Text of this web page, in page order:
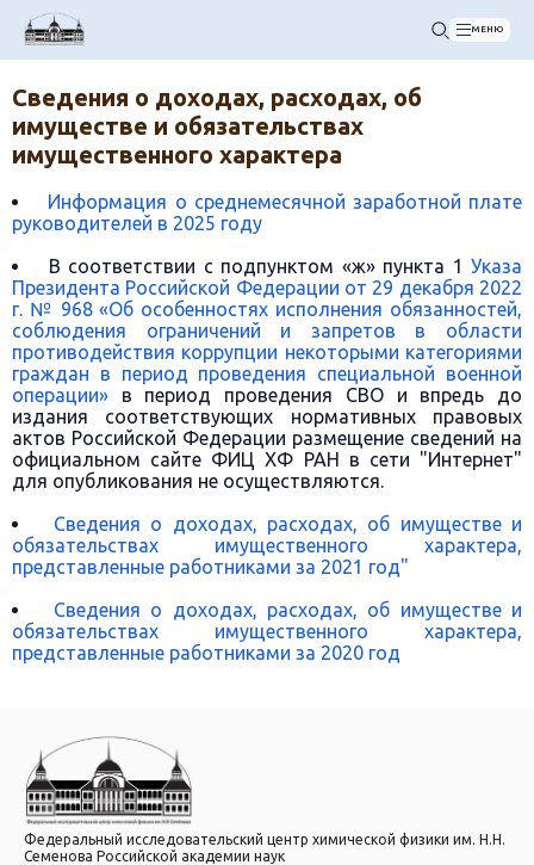
МЕНЮ
Сведения о доходах, расходах, об
имуществе и обязательствах
имущественного характера
Информация о среднемесячной заработной плате
руководителей в 2025 году
В соответствии с подпунктом «ж» пункта 1Указа
Президента Российской Федерации от 29 декабря 2022
г. № 968 «Об особенностях исполнения обязанностей,
соблюдения ограничений и запретов в области
противодействия коррупции некоторыми категориями
граждан в период проведения специальной военной
операции» в период проведения СВО и впредь до
издания соответствующих нормативных правовых
актов Российской Федерации размещение сведений на
официальном сайте ФИЦ ХФ РАН в сети "Интернет"
для опубликования не осуществляются.
Сведения о доходах, расходах, об имуществе и
обязательствах имущественного характера,
представленные работниками за 2021 год"
Сведения о доходах, расходах, об имуществе и
обязательствах имущественного характера,
представленные работниками за 2020 год
Федеральный исследовательский центр химической физики им. Н.Н.
Семенова Российской академии наук